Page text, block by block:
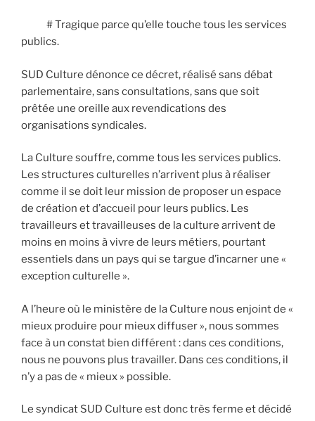
# Tragique parce qu’elle touche tous les services
publics.
SUD Culture dénonce ce décret, réalisé sans débat
parlementaire, sans consultations, sans que soit
prêtée une oreille aux revendications des
organisations syndicales.
La Culture souffre, comme tous les services publics.
Les structures culturelles n’arrivent plus à réaliser
comme il se doit leur mission de proposer un espace
de création et d’accueil pour leurs publics. Les
travailleurs et travailleuses de la culture arrivent de
moins en moins à vivre de leurs métiers, pourtant
essentiels dans un pays qui se targue d’incarner une «
exception culturelle ».
A l’heure où le ministère de la Culture nous enjoint de «
mieux produire pour mieux diffuser », nous sommes
face à un constat bien différent : dans ces conditions,
nous ne pouvons plus travailler. Dans ces conditions, il
n’y a pas de « mieux » possible.
Le syndicat SUD Culture est donc très ferme et décidé